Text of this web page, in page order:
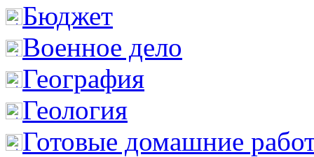
Бюджет
Военное дело
География
Геология
Готовые домашние